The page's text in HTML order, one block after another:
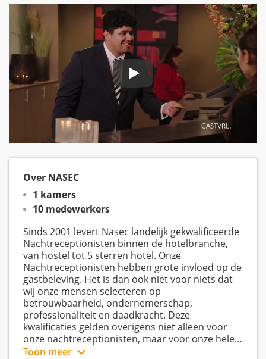
Over NASEC
1 kamers
10 medewerkers
Sinds 2001 levert Nasec landelijk gekwalificeerde
Nachtreceptionisten binnen de hotelbranche,
van hostel tot 5 sterren hotel. Onze
Nachtreceptionisten hebben grote invloed op de
gastbeleving. Het is dan ook niet voor niets dat
wij onze mensen selecteren op
betrouwbaarheid, ondernemerschap,
professionaliteit en daadkracht. Deze
kwalificaties gelden overigens niet alleen voor
onze nachtreceptionisten, maar voor onze hele
organisatie.
Toon meer